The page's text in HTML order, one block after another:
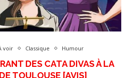
voir Classique Humour
DES CATA DIVAS À LA
TOULOUSE [AVIS]